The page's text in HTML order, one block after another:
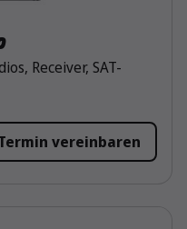
Receiver, SAT-
vereinbaren